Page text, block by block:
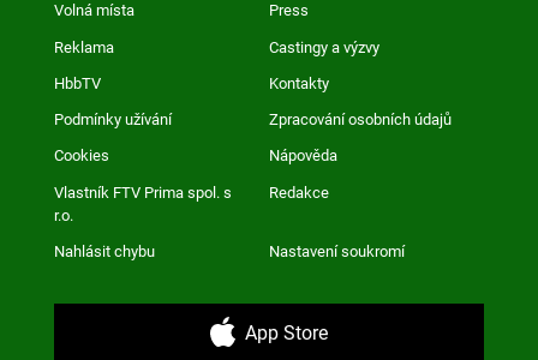
Volná místa Press
Reklama Castingy a výzvy
HbbTV Kontakty
Podmínky užívání Zpracování osobních údajů
Cookies Nápověda
Vlastník FTV Prima spol. s
r.o.
Redakce
Nahlásit chybu Nastavení soukromí
App Store